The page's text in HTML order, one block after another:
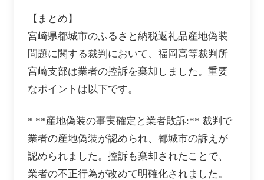
【まとめ】
宮崎県都城市のふるさと納税返礼品産地偽装
問題に関する裁判において、福岡高等裁判所
宮崎支部は業者の控訴を棄却しました。重要
なポイントは以下です。
* **産地偽装の事実確定と業者敗訴:** 裁判で
業者の産地偽装が認められ、都城市の訴えが
認められました。控訴も棄却されたことで、
業者の不正行為が改めて明確化されました。